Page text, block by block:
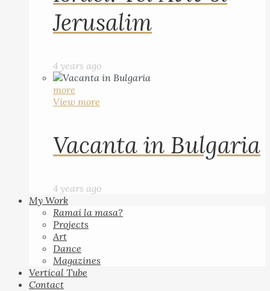
Jerusalim
4 years ago
more
View more
Vacanta in Bulgaria
4 years ago
My Work
Ramai la masa?
Projects
Art
Dance
Magazines
Vertical Tube
Contact